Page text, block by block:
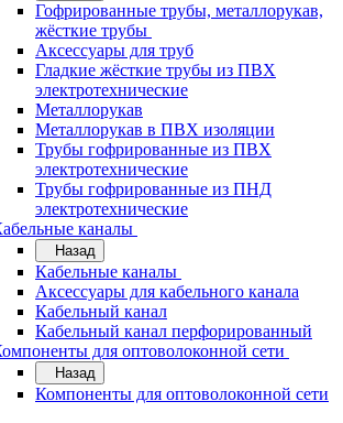
Гофрированные трубы, металлорукав,
жёсткие трубы
Аксессуары для труб
Гладкие жёсткие трубы из ПВХ
электротехнические
Металлорукав
Металлорукав в ПВХ изоляции
Трубы гофрированные из ПВХ
электротехнические
Трубы гофрированные из ПНД
электротехнические
каналы
Назад
Кабельные каналы
Аксессуары для кабельного канала
Кабельный канал
Кабельный канал перфорированный
для оптоволоконной сети
Назад
Компоненты для оптоволоконной сети